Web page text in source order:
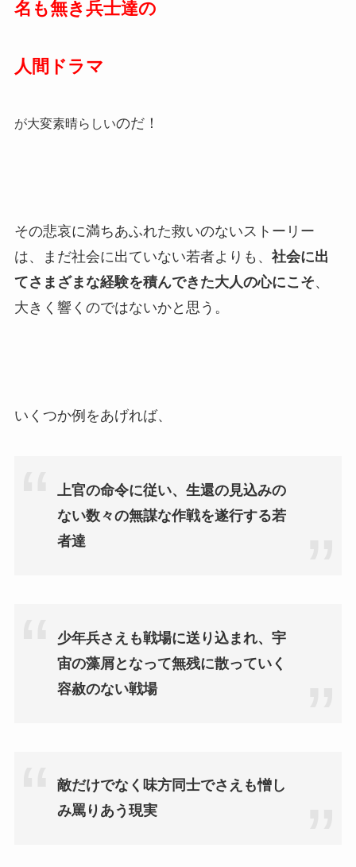
名も無き兵士達の
人間ドラマ
が大変素晴らしいのだ！
その悲哀に満ちあふれた救いのないストーリー
は、まだ社会に出ていない若者よりも、 社会に出
てさまざまな経験を積んできた大人の心にこそ、
大きく響くのではないかと思う。
いくつか例をあげれば、
上官の命令に従い、生還の見込みの
ない数々の無謀な作戦を遂行する若
者達
少年兵さえも戦場に送り込まれ、宇
宙の藻屑となって無残に散っていく
容赦のない戦場
敵だけでなく味方同士でさえも憎し
み罵りあう現実